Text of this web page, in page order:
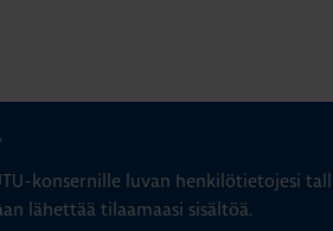
konsernille luvan henkilötietojesi
lähettää tilaamaasi sisältöä.